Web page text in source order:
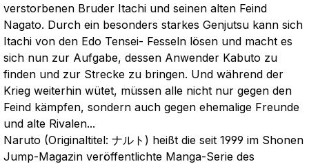
verstorbenen Bruder Itachi und seinen alten Feind
Nagato. Durch ein besonders starkes Genjutsu kann sich
Itachi von den Edo Tensei- Fesseln lösen und macht es
sich nun zur Aufgabe, dessen Anwender Kabuto zu
finden und zur Strecke zu bringen. Und während der
Krieg weiterhin wütet, müssen alle nicht nur gegen den
Feind kämpfen, sondern auch gegen ehemalige Freunde
und alte Rivalen...
Naruto (Originaltitel: ナルト) heißt die seit 1999 im Shonen
Jump-Magazin veröffentlichte Manga-Serie des